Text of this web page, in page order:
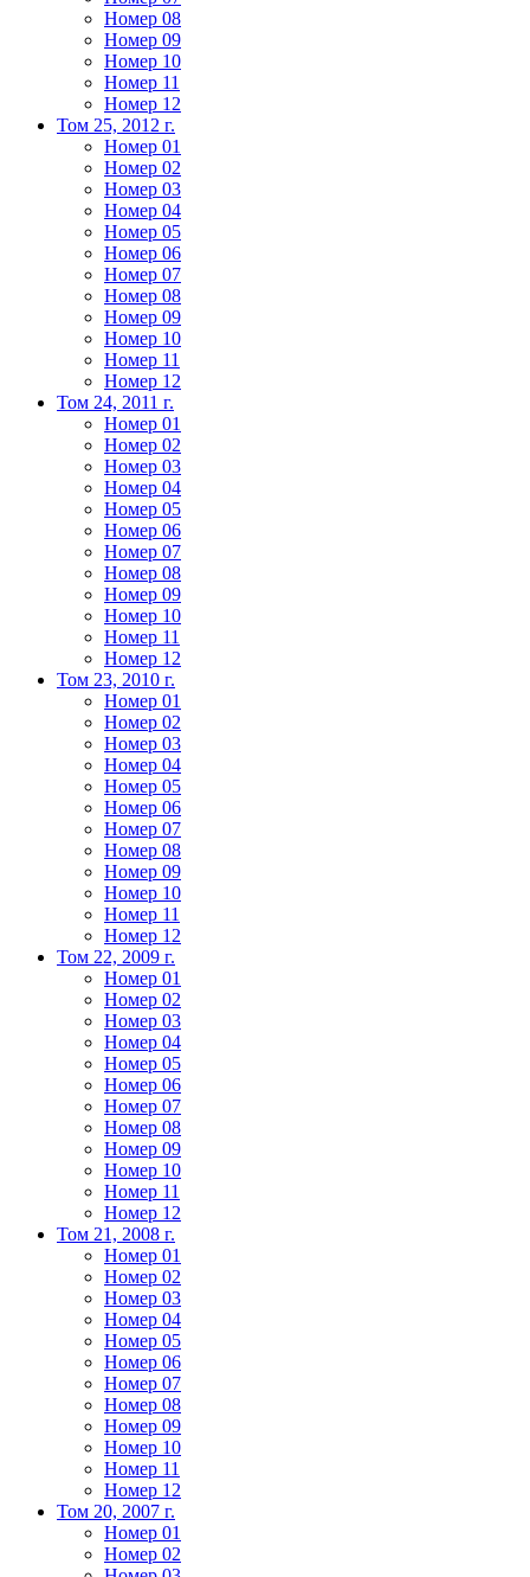
Номер 08
Номер 09
Номер 10
Номер 11
Номер 12
Том 25, 2012 г.
Номер 01
Номер 02
Номер 03
Номер 04
Номер 05
Номер 06
Номер 07
Номер 08
Номер 09
Номер 10
Номер 11
Номер 12
Том 24, 2011 г.
Номер 01
Номер 02
Номер 03
Номер 04
Номер 05
Номер 06
Номер 07
Номер 08
Номер 09
Номер 10
Номер 11
Номер 12
Том 23, 2010 г.
Номер 01
Номер 02
Номер 03
Номер 04
Номер 05
Номер 06
Номер 07
Номер 08
Номер 09
Номер 10
Номер 11
Номер 12
Том 22, 2009 г.
Номер 01
Номер 02
Номер 03
Номер 04
Номер 05
Номер 06
Номер 07
Номер 08
Номер 09
Номер 10
Номер 11
Номер 12
Том 21, 2008 г.
Номер 01
Номер 02
Номер 03
Номер 04
Номер 05
Номер 06
Номер 07
Номер 08
Номер 09
Номер 10
Номер 11
Номер 12
Том 20, 2007 г.
Номер 01
Номер 02